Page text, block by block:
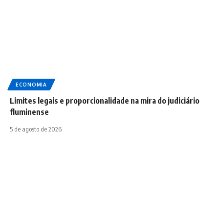
ECONOMIA
Limites legais e proporcionalidade na mira do judiciário
fluminense
5 de agosto de 2026